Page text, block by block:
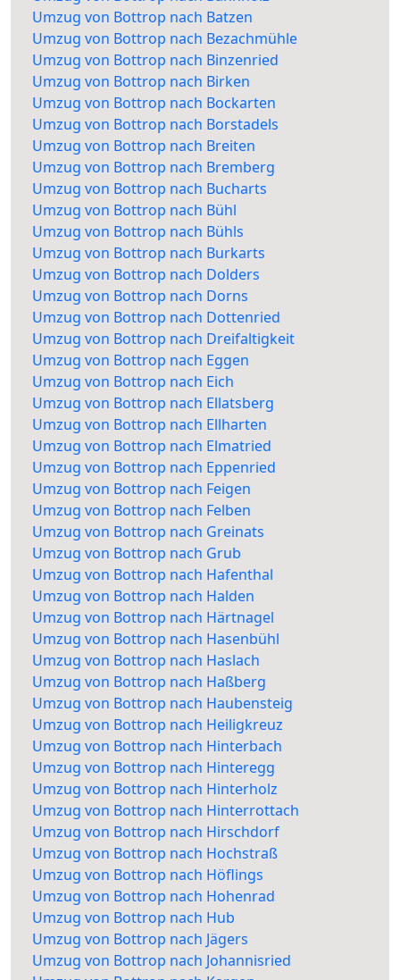
Umzug von Bottrop nach Batzen
Umzug von Bottrop nach Bezachmühle
Umzug von Bottrop nach Binzenried
Umzug von Bottrop nach Birken
Umzug von Bottrop nach Bockarten
Umzug von Bottrop nach Borstadels
Umzug von Bottrop nach Breiten
Umzug von Bottrop nach Bremberg
Umzug von Bottrop nach Bucharts
Umzug von Bottrop nach Bühl
Umzug von Bottrop nach Bühls
Umzug von Bottrop nach Burkarts
Umzug von Bottrop nach Dolders
Umzug von Bottrop nach Dorns
Umzug von Bottrop nach Dottenried
Umzug von Bottrop nach Dreifaltigkeit
Umzug von Bottrop nach Eggen
Umzug von Bottrop nach Eich
Umzug von Bottrop nach Ellatsberg
Umzug von Bottrop nach Ellharten
Umzug von Bottrop nach Elmatried
Umzug von Bottrop nach Eppenried
Umzug von Bottrop nach Feigen
Umzug von Bottrop nach Felben
Umzug von Bottrop nach Greinats
Umzug von Bottrop nach Grub
Umzug von Bottrop nach Hafenthal
Umzug von Bottrop nach Halden
Umzug von Bottrop nach Härtnagel
Umzug von Bottrop nach Hasenbühl
Umzug von Bottrop nach Haslach
Umzug von Bottrop nach Haßberg
Umzug von Bottrop nach Haubensteig
Umzug von Bottrop nach Heiligkreuz
Umzug von Bottrop nach Hinterbach
Umzug von Bottrop nach Hinteregg
Umzug von Bottrop nach Hinterholz
Umzug von Bottrop nach Hinterrottach
Umzug von Bottrop nach Hirschdorf
Umzug von Bottrop nach Hochstraß
Umzug von Bottrop nach Höflings
Umzug von Bottrop nach Hohenrad
Umzug von Bottrop nach Hub
Umzug von Bottrop nach Jägers
Umzug von Bottrop nach Johannisried